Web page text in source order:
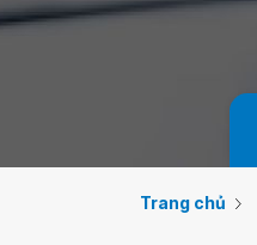
Trang chủ